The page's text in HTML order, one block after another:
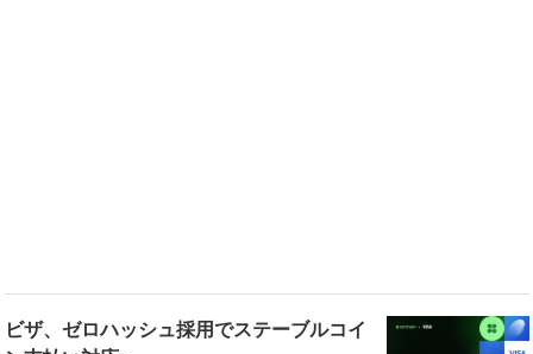
ビザ、ゼロハッシュ採用でステーブルコイ